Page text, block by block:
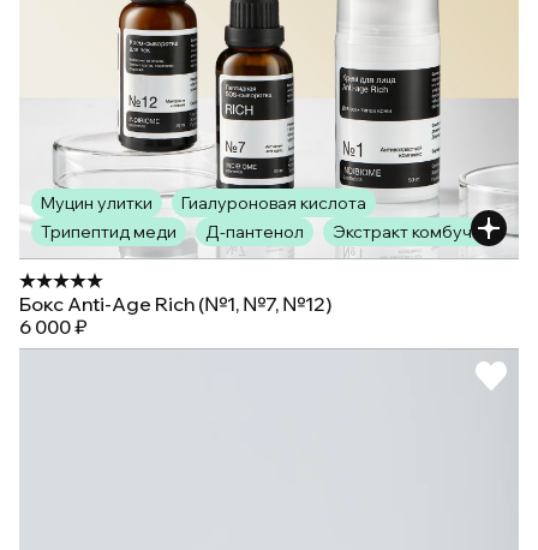
Муцин улитки
Гиалуроновая кислота
Трипептид меди
Д-пантенол Экстракт комбучи
Бокс Anti-Age Rich (№1, №7, №12)
6 000 ₽